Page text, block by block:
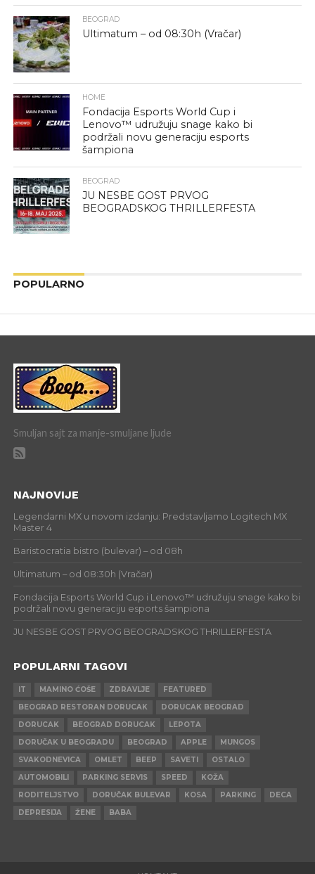
BEOGRAD
Ultimatum – od 08:30h (Vračar)
HOME
Fondacija Esports World Cup i
Lenovo™ udružuju snage kako bi
podržali novu generaciju esports
šampiona
BEOGRAD
JU NESBE GOST PRVOG
BEOGRADSKOG THRILLERFESTA
POPULARNO
Smuljan sajt za manje-smuljane ljude
NAJNOVIJE
Legendarni MX u novom izdanju: Predstavljamo Logitech MX
Master 4
Baristocratia bistro (bulevar) – od 08h
Ultimatum – od 08:30h (Vračar)
Fondacija Esports World Cup i Lenovo™ udružuju snage kako bi
podržali novu generaciju esports šampiona
JU NESBE GOST PRVOG BEOGRADSKOG THRILLERFESTA
POPULARNI TAGOVI
IT MAMINO ĆOŠE ZDRAVLJE
FEATURED
BEOGRAD RESTORAN DORUCAK
DORUCAK BEOGRAD
DORUCAK
BEOGRAD DORUCAK
LEPOTA
DORUČAK U BEOGRADU
BEOGRAD APPLE
MUNGOS
SVAKODNEVICA
OMLET BEEP SAVETI
OSTALO
AUTOMOBILI
PARKING SERVIS SPEED
KOŽA
RODITELJSTVO
DORUČAK BULEVAR KOSA PARKING
DECA
DEPRESIJA
ŽENE BABA